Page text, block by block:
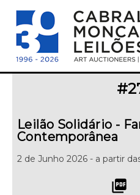
#
Leilão Solidário -
Contemporânea
2 de Junho 2026 - a partir
picture_as_pdf